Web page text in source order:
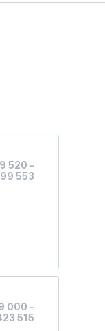
520 -
553
000 -
515